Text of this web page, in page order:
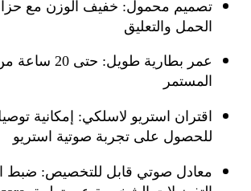
تصميم محمول: خفيف الوزن مع
الحمل والتعليق
عمر بطارية طويل:
حتى 20
المستمر
اقتران استريو لاسلكي: إمكانية
للحصول على تجربة صوتية استريو
معادل صوتي قابل للتخصيص: ضبط